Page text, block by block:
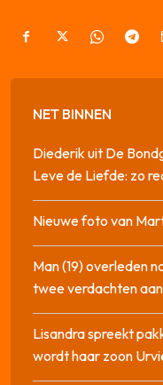
NET BINNEN
Diederik uit De
Leve de Liefde: zo
Nieuwe foto van
Man (19) overleden
twee verdachten
Lisandra spreekt
wordt haar zoon